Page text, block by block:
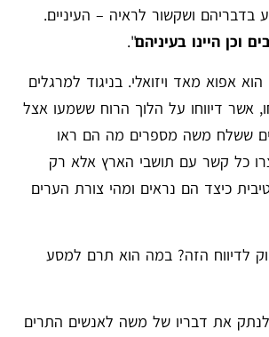
בדבריהם ושקשור לראיה – העיניים.
וכן היינו בעיניהם".
אפוא מאד ויזואלי. בניגוד למרגלים
אשר דיווחו על הלוך הרוח ששמעו אצל
ששלח משה מספרים מה הם ראו
כל קשר עם תושבי הארץ אלא רק
כיצד הם נראים ומהי צורת הערים
לדיווח הזה? במה הוא תרם למסע
את דבריו של משה לאנשים התרים